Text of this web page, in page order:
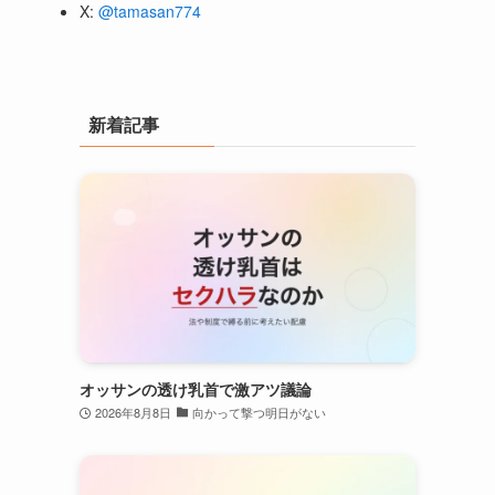
X: @tamasan774
新着記事
オッサンの透け乳首で激アツ議論
2026年8月8日 向かって撃つ明日がない